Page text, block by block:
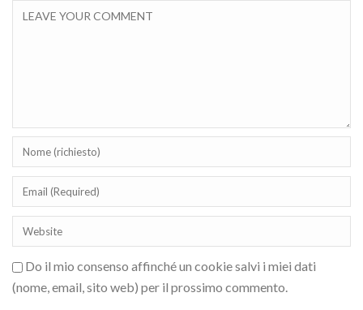
Do il mio consenso affinché un cookie salvi i miei dati
(nome, email, sito web) per il prossimo commento.